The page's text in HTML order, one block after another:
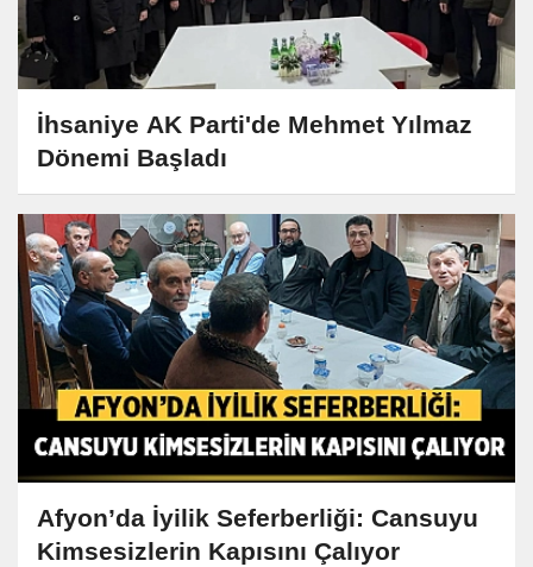
İhsaniye AK Parti'de Mehmet Yılmaz
Dönemi Başladı
Afyon’da İyilik Seferberliği: Cansuyu
Kimsesizlerin Kapısını Çalıyor